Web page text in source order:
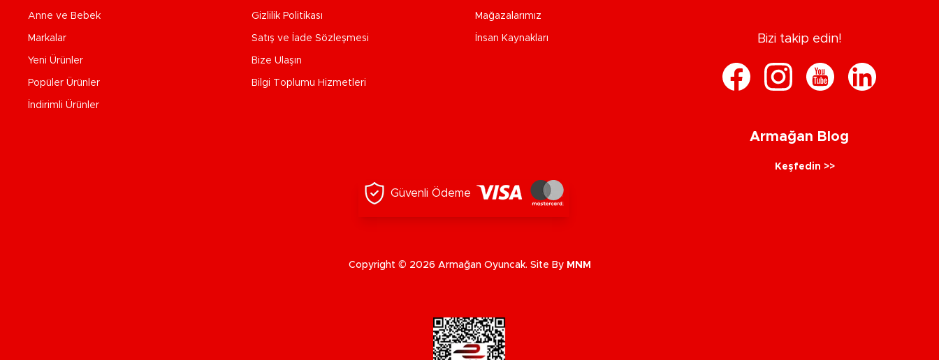
Anne ve Bebek
Markalar
Yeni Ürünler
Popüler Ürünler
İndirimli Ürünler
Gizlilik Politikası
Satış ve İade Sözleşmesi
Bize Ulaşın
Bilgi Toplumu Hizmetleri
Mağazalarımız
İnsan Kaynakları Bizi takip edin!
Armağan Blog
Keşfedin >>
Güvenli Ödeme
Copyright © 2026 Armağan Oyuncak. Site By MNM